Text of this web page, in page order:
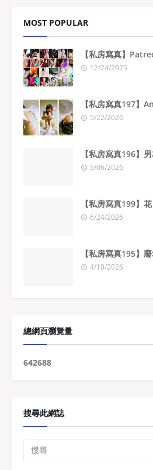
MOST POPULAR
【私房寫真】
12/24/2025
【私房寫真197】
5/22/2026
【私房寫真196】
5/06/2026
【私房寫真199】花
6/24/2026
【私房寫真195】
4/10/2026
總網頁瀏覽量
642688
搜尋此網誌